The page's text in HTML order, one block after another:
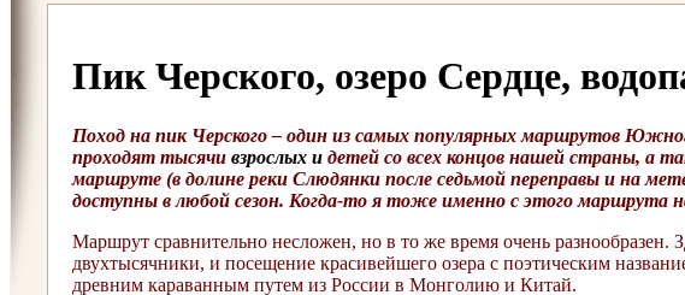
Пик Черского, озеро Сердце,
Поход на пик Черского – один из самых популярных маршрутов
проходят тысячи взрослых и детей со всех концов нашей страны, а
маршруте (в долине реки Слюдянки после седьмой переправы и на
доступны в любой сезон. Когда-то я тоже именно с этого маршрута
Маршрут сравнительно несложен, но в то же время очень разнообразен.
двухтысячники, и посещение красивейшего озера с поэтическим
древним караванным путем из России в Монголию и Китай.